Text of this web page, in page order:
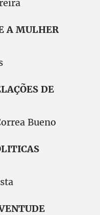
A MULHER
DE
Bueno